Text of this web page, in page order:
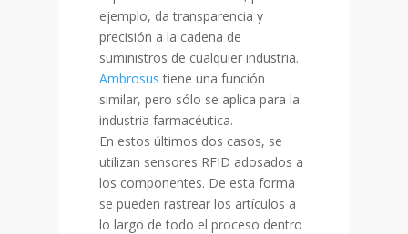
ejemplo, da transparencia y
precisión a la cadena de
suministros de cualquier industria.
Ambrosus tiene una función
similar, pero sólo se aplica para la
industria farmacéutica.
En estos últimos dos casos, se
utilizan sensores RFID adosados a
los componentes. De esta forma
se pueden rastrear los artículos a
lo largo de todo el proceso dentro